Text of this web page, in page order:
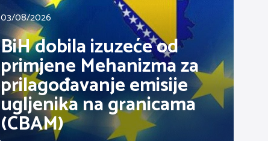
03/08/2026
BiH dobila izuzeće od
primjene Mehanizma za
prilagođavanje emisije
ugljenika na granicama
(CBAM)